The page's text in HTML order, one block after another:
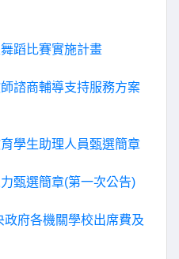
蹈比賽實施計畫
諮商輔導支持服務方案
學生助理人員甄選簡章
甄選簡章(第一次公告)
府各機關學校出席費及